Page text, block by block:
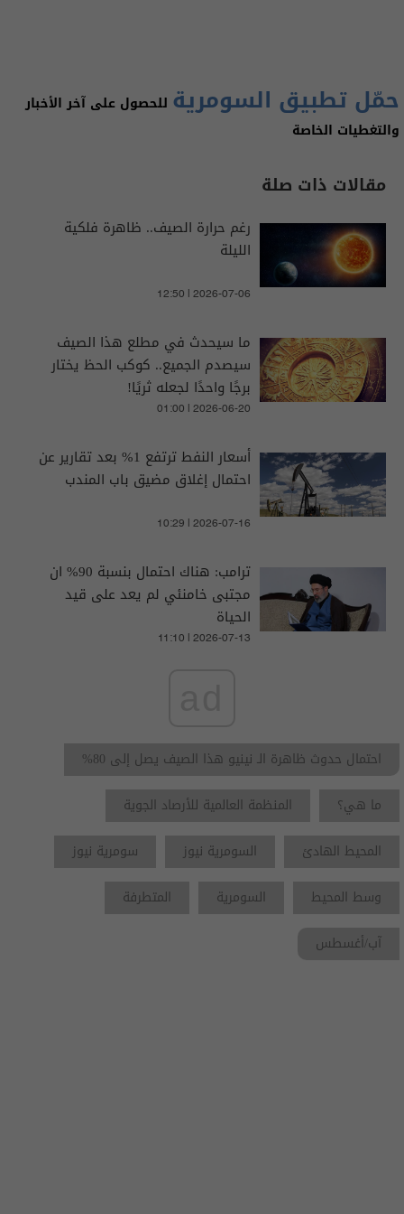
حمّل تطبيق السومرية للحصول على آخر الأخبار
والتغطيات الخاصة
مقالات ذات صلة
رغم حرارة الصيف.. ظاهرة فلكية
الليلة
12:50 | 2026-07-06
ما سيحدث في مطلع هذا الصيف
سيصدم الجميع.. كوكب الحظ يختار
برجًا واحدًا لجعله ثريًا!
01:00 | 2026-06-20
أسعار النفط ترتفع 1% بعد تقارير عن
احتمال إغلاق مضيق باب المندب
10:29 | 2026-07-16
ترامب: هناك احتمال بنسبة 90% ان
مجتبى خامنئي لم يعد على قيد
الحياة
11:10 | 2026-07-13
احتمال حدوث ظاهرة الـ نينيو هذا الصيف يصل إلى 80%
ما هي؟
المنظمة العالمية للأرصاد الجوية
المحيط الهادئ
السومرية نيوز
سومرية نيوز
وسط المحيط
السومرية
المتطرفة
آب/أغسطس